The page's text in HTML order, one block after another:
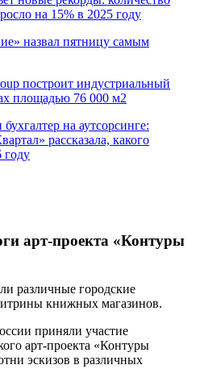
на 15% в 2025 году
назвал пятницу самым
построит индустриальный
площадью 76 000 м2
на аутсорсинге:
рассказала, какого
году
арт-проекта «Контуры
различные городские
книжных магазинов.
приняли участие
арт-проекта «Контуры
эскизов в различных